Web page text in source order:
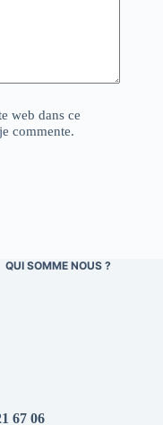
web dans ce
commente.
QUI SOMME NOUS ?
67 06